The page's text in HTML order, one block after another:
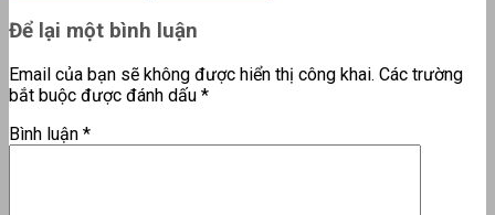
Để lại một bình luận
Email của bạn sẽ không được hiển thị công khai. Các trường
bắt buộc được đánh dấu *
Bình luận *